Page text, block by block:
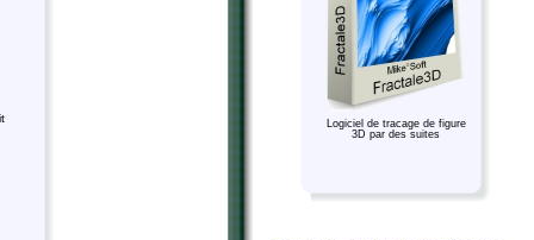
Logiciel de tracage de figure
3D par des suites